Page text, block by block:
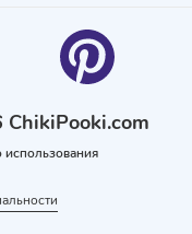
использования